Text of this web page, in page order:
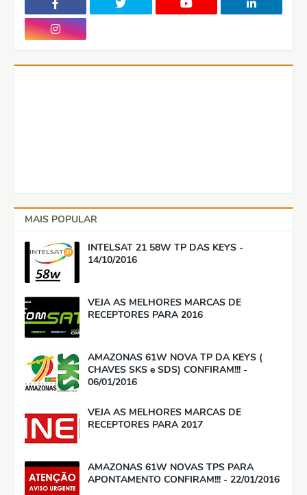
MAIS POPULAR
INTELSAT 21 58W TP DAS KEYS -
14/10/2016
VEJA AS MELHORES MARCAS DE
RECEPTORES PARA 2016
AMAZONAS 61W NOVA TP DA KEYS (
CHAVES SKS e SDS) CONFIRAM!!! -
06/01/2016
VEJA AS MELHORES MARCAS DE
RECEPTORES PARA 2017
AMAZONAS 61W NOVAS TPS PARA
APONTAMENTO CONFIRAM!!! - 22/01/2016